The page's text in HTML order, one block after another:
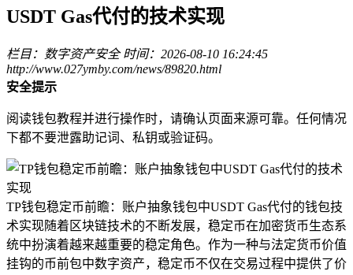
USDT Gas代付的技术实现
栏目：数字资产安全 时间：2026-08-10 16:24:45
http://www.027ymby.com/news/89820.html
安全提示
阅读钱包教程并进行操作时，请确认页面来源可靠。任何情况
下都不要泄露助记词、私钥或验证码。
TP钱包稳定币前瞻：账户抽象钱包中USDT Gas代付的钱包技
术实现随着区块链技术的不断发展，稳定币在加密货币生态系
统中扮演着越来越重要的稳定角色。作为一种与法定货币价值
挂钩的币前包中数字资产，稳定币不仅在交易过程中提供了价